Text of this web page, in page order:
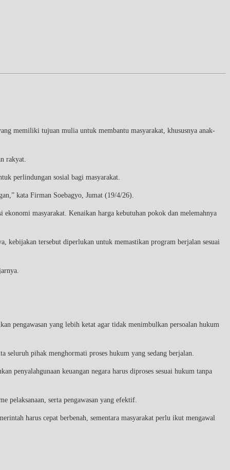
memiliki tujuan mulia untuk membantu masyarakat, khususnya anak-
rakyat.
perlindungan sosial bagi masyarakat.
kata Firman Soebagyo, Jumat (19/4/26).
masyarakat. Kenaikan harga kebutuhan pokok dan melemahnya
kebijakan tersebut diperlukan untuk memastikan program berjalan sesuai
pengawasan yang lebih ketat agar tidak menimbulkan persoalan hukum
pihak menghormati proses hukum yang sedang berjalan.
penyalahgunaan keuangan negara harus diproses sesuai hukum tanpa
pelaksanaan, serta pengawasan yang efektif.
harus cepat berbenah, sementara masyarakat perlu ikut mengawal